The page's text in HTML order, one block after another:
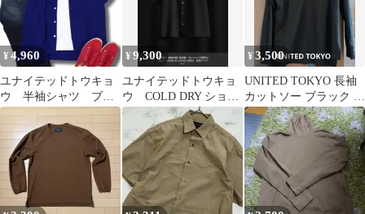
¥ 4,960
ユナイテッドトウキョ
ウ 半袖シャツ ブル
ー バンドカラー M
サイズ ドレープ感
¥9,300
ユナイテッドトウキョ
ウ COLD DRY ショー
トスリーブシャツ ブ
ラック
¥3,500
UNITED TOKYO 長袖
カットソー ブラック 無
地